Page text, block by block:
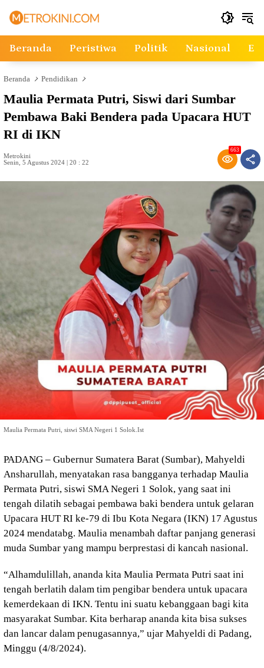
Beranda Peristiwa Politik Nasional
Beranda Pendidikan
Maulia Permata Putri, Siswi dari Sumbar
Pembawa Baki Bendera pada Upacara HUT
RI di IKN
Metrokini
Senin, 5 Agustus 2024 | 20 : 22
663
Maulia Permata Putri, siswi SMA Negeri 1 Solok.Ist
PADANG – Gubernur Sumatera Barat (Sumbar), Mahyeldi
Ansharullah, menyatakan rasa bangganya terhadap Maulia
Permata Putri, siswi SMA Negeri 1 Solok, yang saat ini
tengah dilatih sebagai pembawa baki bendera untuk gelaran
Upacara HUT RI ke-79 di Ibu Kota Negara (IKN) 17 Agustus
2024 mendatabg. Maulia menambah daftar panjang generasi
muda Sumbar yang mampu berprestasi di kancah nasional.
“Alhamdulillah, ananda kita Maulia Permata Putri saat ini
tengah berlatih dalam tim pengibar bendera untuk upacara
kemerdekaan di IKN. Tentu ini suatu kebanggaan bagi kita
masyarakat Sumbar. Kita berharap ananda kita bisa sukses
dan lancar dalam penugasannya,” ujar Mahyeldi di Padang,
Minggu (4/8/2024).